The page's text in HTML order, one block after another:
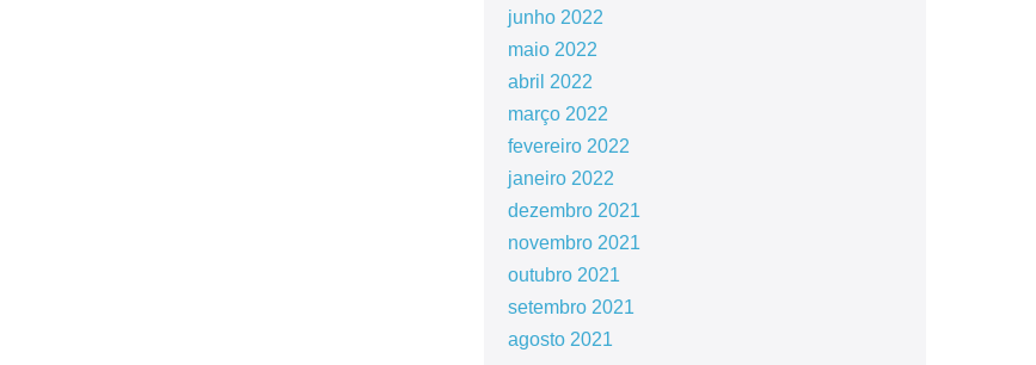
junho 2022
maio 2022
abril 2022
março 2022
fevereiro 2022
janeiro 2022
dezembro 2021
novembro 2021
outubro 2021
setembro 2021
agosto 2021